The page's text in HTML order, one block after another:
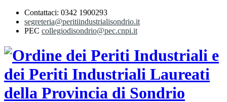
Contattaci: 0342 1900293
segreteria@peritiindustrialisondrio.it
PEC collegiodisondrio@pec.cnpi.it